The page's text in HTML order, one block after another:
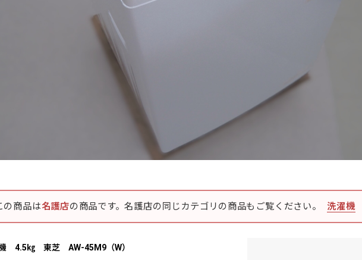
の商品は名護店の商品です。名護店の同じカテゴリの商品もご覧ください。 洗濯機
4.5㎏ 東芝 AW-45M9（W）